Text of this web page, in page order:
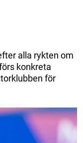
alla rykten om
konkreta
för